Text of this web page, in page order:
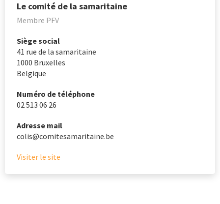
Le comité de la samaritaine
Membre PFV
Siège social
41 rue de la samaritaine
1000 Bruxelles
Belgique
Numéro de téléphone
02 513 06 26
Adresse mail
colis@comitesamaritaine.be
Visiter le site